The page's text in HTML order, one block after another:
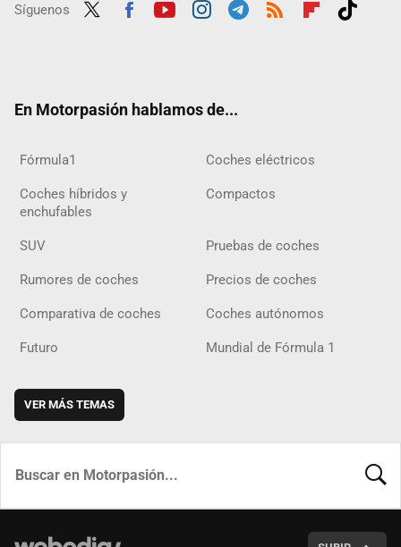
Síguenos
En Motorpasión hablamos de...
Fórmula1 Coches eléctricos
Coches híbridos y
enchufables
Compactos
SUV Pruebas de coches
Rumores de coches Precios de coches
Comparativa de coches Coches autónomos
Futuro Mundial de Fórmula 1
VER MÁS TEMAS